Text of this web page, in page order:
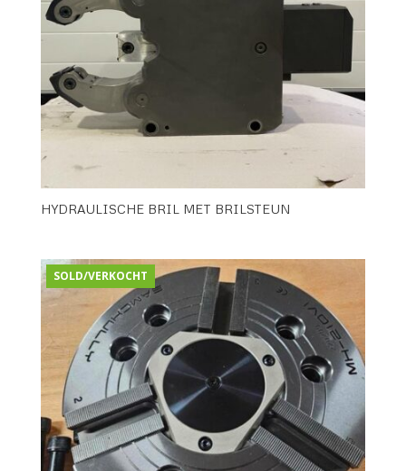
HYDRAULISCHE BRIL MET BRILSTEUN
SOLD/VERKOCHT